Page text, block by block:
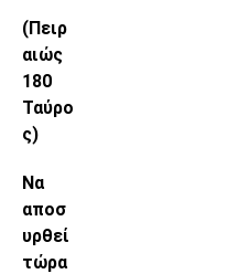
(Πειρ
αιώς
180
Ταύρο
ς)
Να
αποσ
υρθεί
τώρα